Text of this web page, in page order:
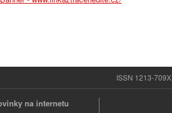
ISSN 1213-
na internetu